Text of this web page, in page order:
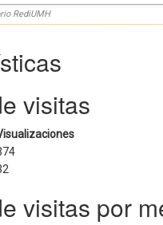
RediUMH
visitas
visitas por